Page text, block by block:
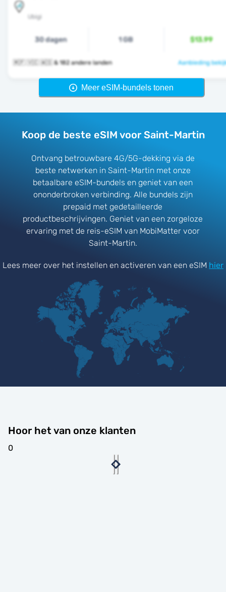
Ubigi
30 dagen 1 GB $13.99
🇲🇫 🇻🇨 🇼🇸 & 182 andere landen Aanbieding
Meer eSIM-bundels tonen
Koop de beste eSIM voor Saint-Martin
Ontvang betrouwbare 4G/5G-dekking via de
beste netwerken in Saint-Martin met onze
betaalbare eSIM-bundels en geniet van een
ononderbroken verbinding. Alle bundels zijn
prepaid met gedetailleerde
productbeschrijvingen. Geniet van een zorgeloze
ervaring met de reis-eSIM van MobiMatter voor
Saint-Martin.
Lees meer over het instellen en activeren van een eSIM hier
Hoor het van onze klanten
0